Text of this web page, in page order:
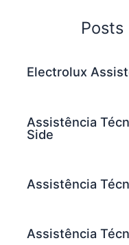
Electrolux
Assistência
Side
Assistência
Assistência